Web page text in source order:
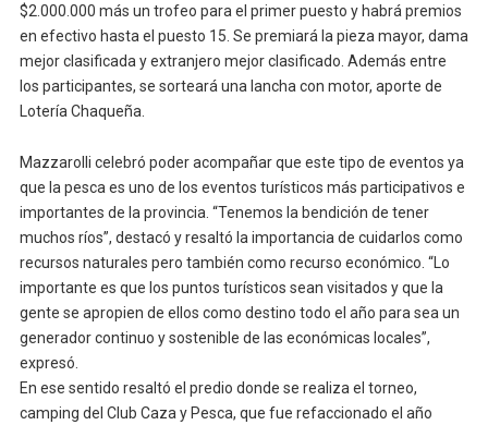
$2.000.000 más un trofeo para el primer puesto y habrá premios
en efectivo hasta el puesto 15. Se premiará la pieza mayor, dama
mejor clasificada y extranjero mejor clasificado. Además entre
los participantes, se sorteará una lancha con motor, aporte de
Lotería Chaqueña.
Mazzarolli celebró poder acompañar que este tipo de eventos ya
que la pesca es uno de los eventos turísticos más participativos e
importantes de la provincia. “Tenemos la bendición de tener
muchos ríos”, destacó y resaltó la importancia de cuidarlos como
recursos naturales pero también como recurso económico. “Lo
importante es que los puntos turísticos sean visitados y que la
gente se apropien de ellos como destino todo el año para sea un
generador continuo y sostenible de las económicas locales”,
expresó.
En ese sentido resaltó el predio donde se realiza el torneo,
camping del Club Caza y Pesca, que fue refaccionado el año